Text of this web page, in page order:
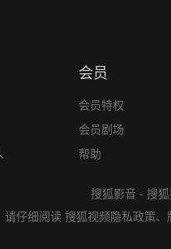
会员
会员特权
会员剧场
帮助
搜狐影音 - 搜
请仔细阅读 搜狐视频隐私政策、